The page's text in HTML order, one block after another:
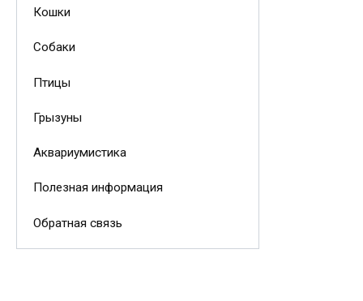
Кошки
Собаки
Птицы
Грызуны
Аквариумистика
Полезная информация
Обратная связь